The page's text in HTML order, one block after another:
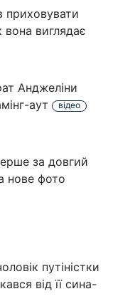
приховувати
вона виглядає
Анджеліни
аут
відео
за довгий
нове фото
путіністки
від її сина-